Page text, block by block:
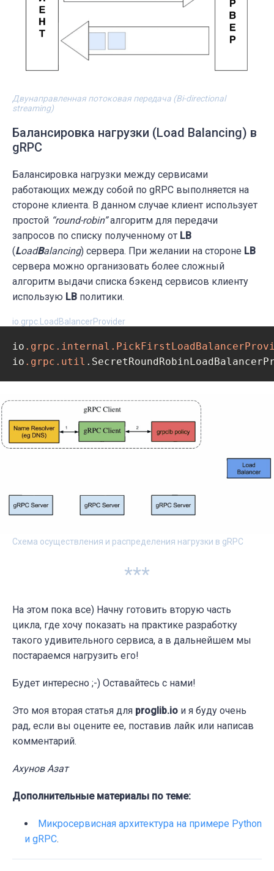
Двунаправленная потоковая передача (Bi-directional
streaming)
Балансировка нагрузки (Load Balancing) в
gRPC
Балансировка нагрузки между сервисами
работающих между собой по gRPC выполняется на
стороне клиента. В данном случае клиент использует
простой “round-robin”алгоритм для передачи
запросов по списку полученному от LB
(LoadBalancing) сервера. При желании на стороне LB
сервера можно организовать более сложный
алгоритм выдачи списка бэкенд сервисов клиенту
использую LB политики.
io.grpc.LoadBalancerProvider
io .grpc .internal
io .grpc .util
Схема осуществления и распределения нагрузки в gRPC
***
На этом пока все) Начну готовить вторую часть
цикла, где хочу показать на практике разработку
такого удивительного сервиса, а в дальнейшем мы
постараемся нагрузить его!
Будет интересно ;-) Оставайтесь с нами!
Это моя вторая статья для proglib.io и я буду очень
рад, если вы оцените ее, поставив лайк или написав
комментарий.
Ахунов Азат
Дополнительные материалы по теме:
Микросервисная архитектура на примере Python
и gRPC.